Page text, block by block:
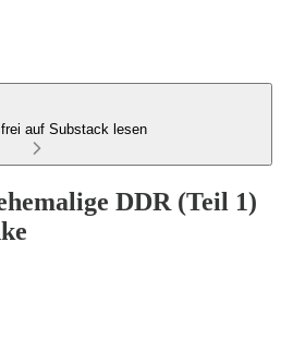
auf Substack lesen
DDR (Teil 1)